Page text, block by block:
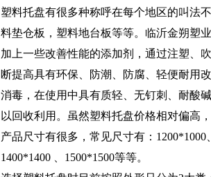
塑料托盘有很多种称呼在每个地区的叫法
料垫仓板，塑料地台板等等。临沂金朔塑
加上一些改善性能的添加剂，通过注塑、
断提高具有环保、防潮、防腐、轻便耐用
消毒，在使用中具有质轻、无钉刺、耐酸
以回收利用。虽然塑料托盘价格相对偏高
产品尺寸有很多，常见尺寸有：1200*1000
1400*1400 、1500*1500等等。